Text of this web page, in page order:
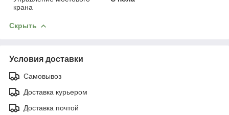
крана
Скрыть
Условия доставки
Самовывоз
Доставка курьером
Доставка почтой